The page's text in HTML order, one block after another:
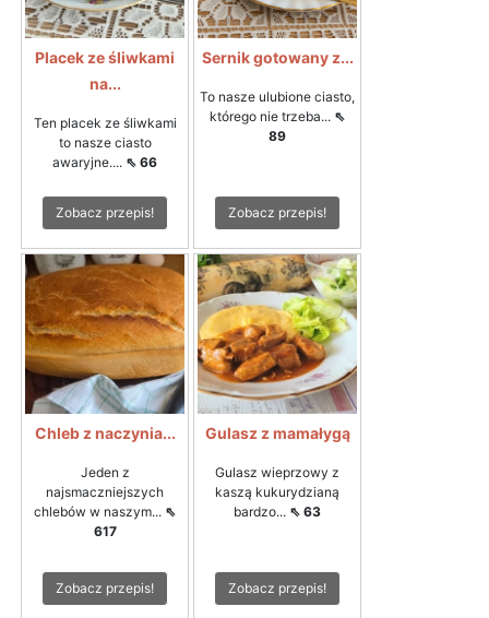
Placek ze śliwkami
na...
Ten placek ze śliwkami
to nasze ciasto
awaryjne.... ⇖ 66
Zobacz przepis!
Sernik gotowany z...
To nasze ulubione ciasto,
którego nie trzeba... ⇖
89
Zobacz przepis!
Chleb z naczynia...
Jeden z
najsmaczniejszych
chlebów w naszym... ⇖
617
Zobacz przepis!
Gulasz z mamałygą
Gulasz wieprzowy z
kaszą kukurydzianą
bardzo... ⇖ 63
Zobacz przepis!